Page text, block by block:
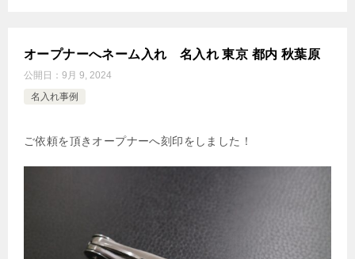
オープナーへネーム入れ 名入れ 東京 都内 秋葉原
公開日： 9月 9, 2024
名入れ事例
ご依頼を頂きオープナーへ刻印をしました！